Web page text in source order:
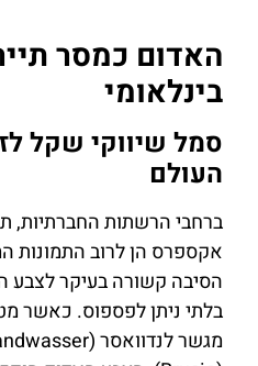
האדום כמסר
בינלאומי
סמל שיווקי שקל
העולם
ברחבי הרשתות החברתיות,
אקספרס הן לרוב התמונות
הסיבה קשורה בעיקר לצבע
בלתי ניתן לפספוס. כאשר